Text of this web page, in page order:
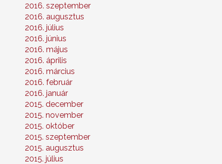
2016. szeptember
2016. augusztus
2016. július
2016. június
2016. május
2016. április
2016. március
2016. február
2016. január
2015. december
2015. november
2015. október
2015. szeptember
2015. augusztus
2015. július